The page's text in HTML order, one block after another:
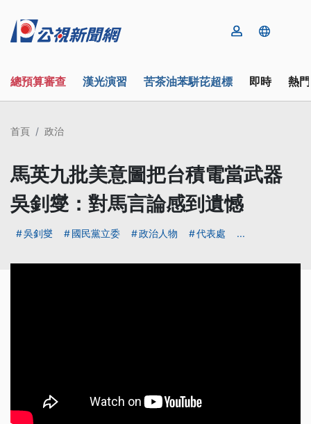
總預算審查 漢光演習 苦茶油苯駢芘超標 即時 熱
首頁 政治
馬英九批美意圖把台積電當武器
吳釗燮：對馬言論感到遺憾
吳釗燮 國民黨立委 政治人物 代表處 ...